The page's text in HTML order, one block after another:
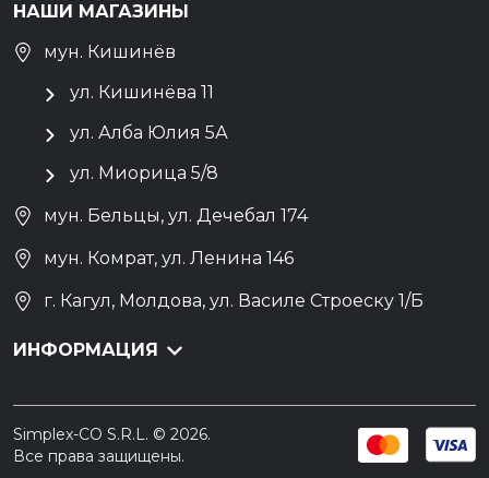
НАШИ МАГАЗИНЫ
мун. Кишинёв
ул. Кишинёва 11
ул. Алба Юлия 5А
ул. Миорица 5/8
мун. Бельцы, ул. Дечебал 174
мун. Комрат, ул. Ленина 146
г. Кагул, Молдова, ул. Василе Строеску 1/Б
ИНФОРМАЦИЯ
Simplex-CO S.R.L. © 2026.
Все права защищены.